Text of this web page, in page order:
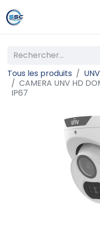
Tous les produits
UNV
CAMERA UNV HD
IP67